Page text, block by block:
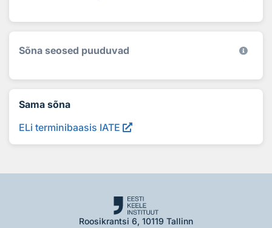
Sõna seosed puuduvad
Sama sõna
ELi terminibaasis IATE
Roosikrantsi 6, 10119 Tallinn